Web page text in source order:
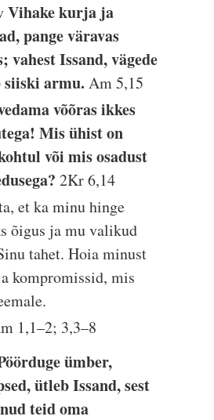
Vihake kurja ja
pange väravas
vahest Issand, vägede
siiski armu.Am 5,15
võõras ikkes
Mis ühist on
või mis osadust
2Kr 6,14
et ka minu hinge
õigus ja mu valikud
tahet. Hoia minust
kompromissid, mis
1,1–2; 3,3–8
ümber,
ütleb Issand, sest
teid oma